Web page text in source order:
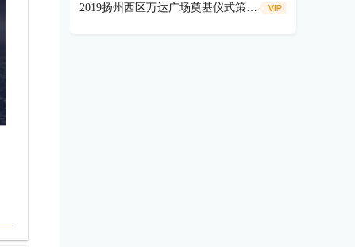
2019扬州西区万达广场奠基仪式策划方案